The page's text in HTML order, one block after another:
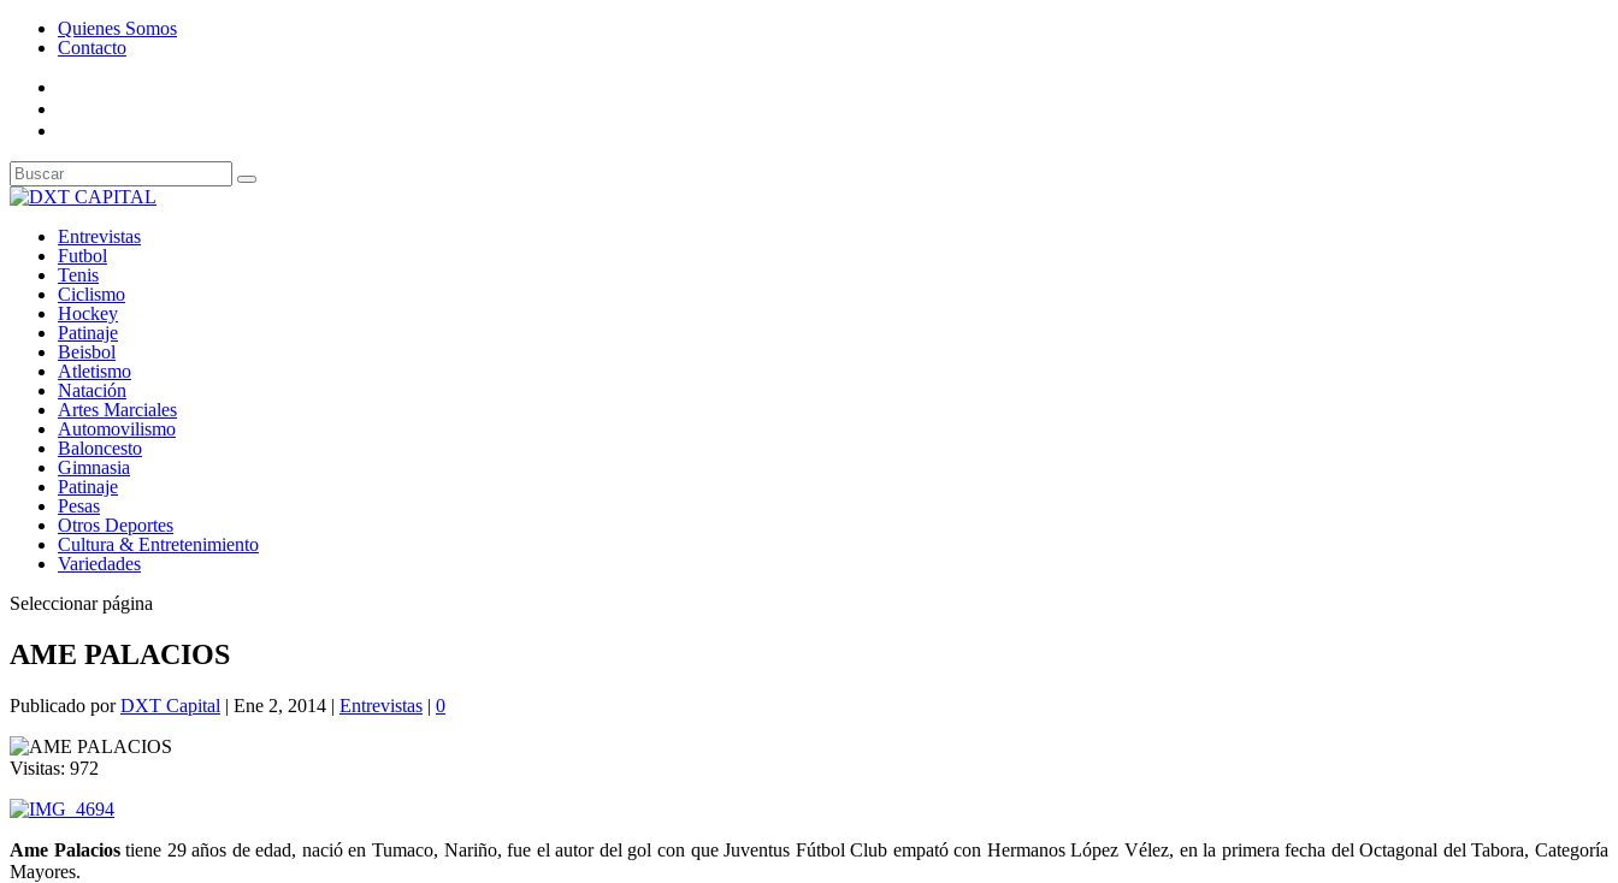
Quienes Somos
Contacto
Entrevistas
Futbol
Tenis
Ciclismo
Hockey
Patinaje
Beisbol
Atletismo
Natación
Artes Marciales
Automovilismo
Baloncesto
Gimnasia
Patinaje
Pesas
Otros Deportes
Cultura & Entretenimiento
Variedades
Seleccionar página
AME PALACIOS
Publicado porDXT Capital | Ene 2, 2014 | Entrevistas | 0
Visitas: 972
Ame Palaciostiene 29 años de edad, nació en Tumaco, Nariño, fue el autor del gol con que Juventus Fútbol Club empató con Hermanos López Vélez, en la primera fecha del Octagonal del Tabora, Categoría
Mayores.